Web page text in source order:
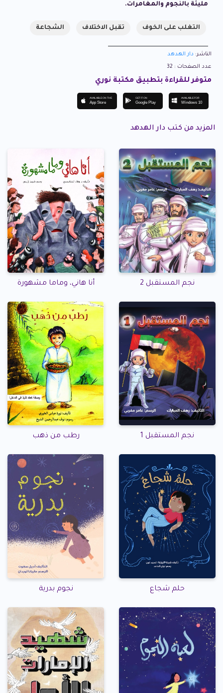
مليئة بالنجوم والمغامرات.
التغلب على الخوف تقبل الاختلاف الشجاعة
الناشر: دار الهدهد
عدد الصفحات : 32
متوفر للقراءة بتطبيق مكتبة نوري
AVAILABLE ON THE
App Store
GET IT ON
Google Play
AVAILABLE FOR
Windows 10
المزيد من كتب دار الهدهد
نجم المستقبل 2 أنا هاني، وماما مشهورة
نجم المستقبل 1 رطب من ذهب
حلم شجاع نجوم بدرية